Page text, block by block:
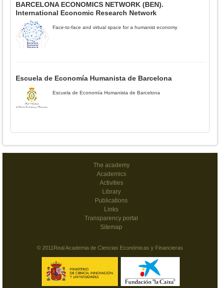
BARCELONA ECONOMICS NETWORK (BEN).
International Economic Research Network
Face-to-face and virtual space for a humanist economy
Escuela de Economía Humanista de Barcelona
Escuela de Economía Humanista de Barcelona
The academy
Academics
Activities
Library
Publications
Links
Transparency portal
Sitemap
© 2011Real Academia de Ciencias Económicas y Financieras